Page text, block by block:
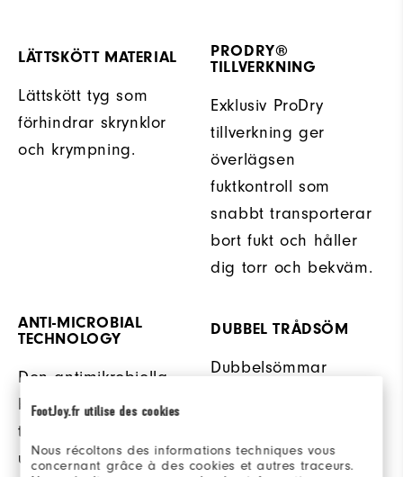
FootJoy.fr utilise des cookies
Nous récoltons des informations techniques vous
concernant grâce à des cookies et autres traceurs.
LÄTTSKÖTT MATERIAL
Lättskött tyg som
förhindrar skrynklor
och krympning.
PRODRY®
TILLVERKNING
Exklusiv ProDry
tillverkning ger
överlägsen
fuktkontroll som
snabbt transporterar
bort fukt och håller
dig torr och bekväm.
ANTI-MICROBIAL
TECHNOLOGY
Den antimikrobiella
behandlingen hjälper
till att motverka
uppbyggnad av odör
DUBBEL TRÅDSÖM
Dubbelsömmar